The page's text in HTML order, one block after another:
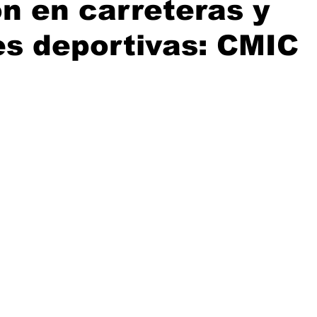
Baja California Ciencia & Tech Tecate, Baja
en carreteras y
deportivas: CMIC